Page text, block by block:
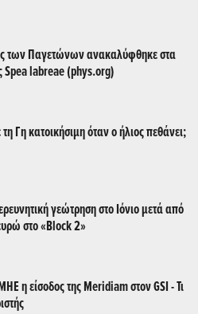
των Παγετώνων ανακαλύφθηκε στα
Spea labreae (phys.org)
Γη κατοικήσιμη όταν ο ήλιος πεθάνει;
γεώτρηση στο Ιόνιο μετά από
στο «Block 2»
η είσοδος της Meridiam στον GSI - Τι